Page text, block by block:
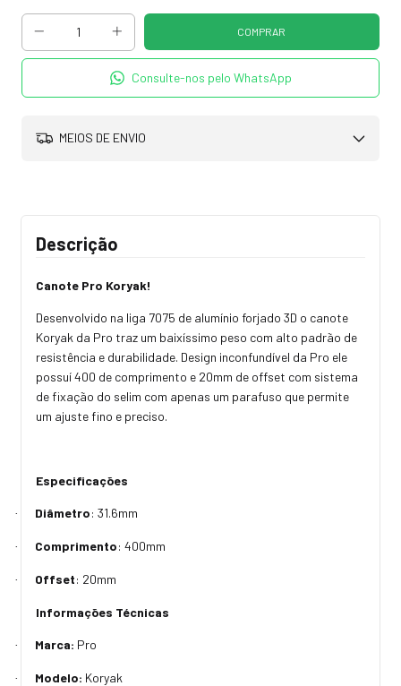
Consulte-nos pelo WhatsApp
MEIOS DE ENVIO
Descrição
Canote Pro Koryak!
Desenvolvido na liga 7075 de alumínio forjado 3D o canote
Koryak da Pro traz um baixíssimo peso com alto padrão de
resistência e durabilidade. Design inconfundível da Pro ele
possuí 400 de comprimento e 20mm de offset com sistema
de fixação do selim com apenas um parafuso que permite
um ajuste fino e preciso.
Especificações
· Diâmetro: 31.6mm
· Comprimento: 400mm
· Offset: 20mm
Informações Técnicas
· Marca: Pro
· Modelo: Koryak